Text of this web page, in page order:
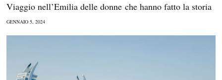
Viaggio nell’Emilia delle donne che hanno fatto la storia
GENNAIO 5, 2024